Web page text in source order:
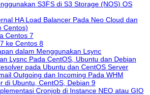
S3FS di S3 Storage (NOS) OS
HA Load Balancer Pada Neo Cloud dan
Centos)
Centos 7
ke Centos 8
dalam Menggunakan Lsync
Lysnc Pada CentOS, Ubuntu dan Debian
pada Ubuntu dan CentOS Server
Outgoing dan Incoming Pada WHM
di Ubuntu, CentOS, Debian 9
Cronjob di Instance NEO atau GIO